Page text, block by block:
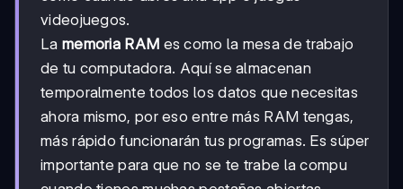
videojuegos.
La memoria RAM es como la mesa de trabajo
de tu computadora. Aquí se almacenan
temporalmente todos los datos que necesitas
ahora mismo, por eso entre más RAM tengas,
más rápido funcionarán tus programas. Es súper
importante para que no se te trabe la compu